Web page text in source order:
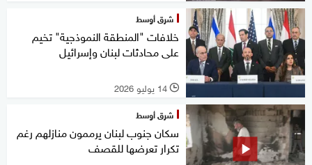
شرق أوسط
خلافات "المنطقة النموذجية" تخيم
على محادثات لبنان وإسرائيل
l 14 يوليو 2026
شرق أوسط
سكان جنوب لبنان يرممون منازلهم رغم
تكرار تعرضها للقصف